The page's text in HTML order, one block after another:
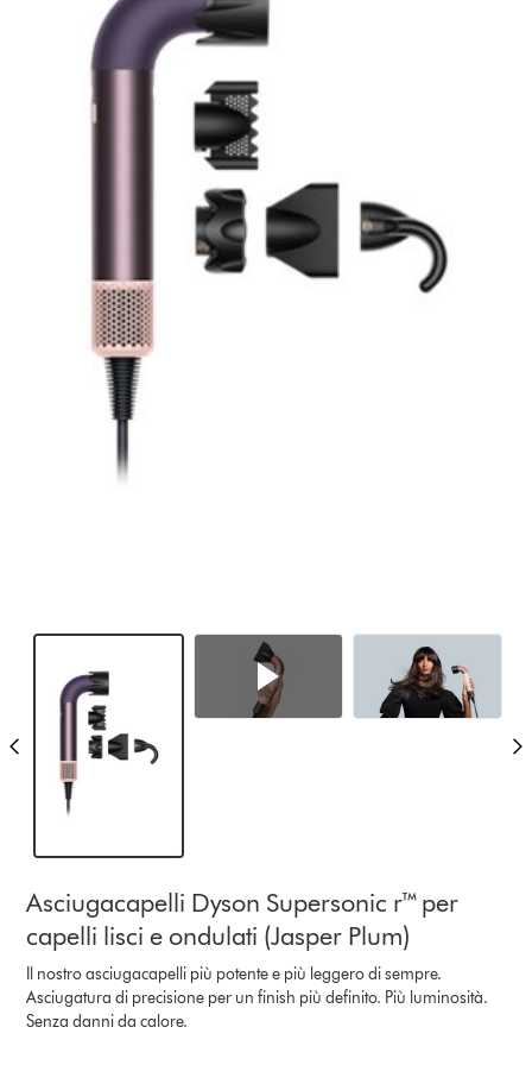
Asciugacapelli Dyson Supersonic r™ per
capelli lisci e ondulati (Jasper Plum)
Il nostro asciugacapelli più potente e più leggero di sempre.
Asciugatura di precisione per un finish più definito. Più luminosità.
Senza danni da calore.